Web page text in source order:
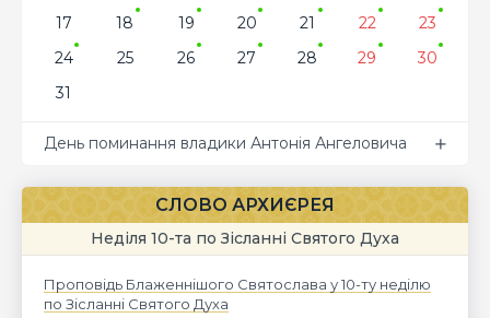
17
18 19 20 21 22
23
24
25 26 27 28 29
30
31
День поминання владики Антонія Ангеловича
СЛОВО АРХИЄРЕЯ
Неділя 10-та по Зісланні Святого Духа
Проповідь Блаженнішого Святослава у 10-ту неділю
по Зісланні Святого Духа